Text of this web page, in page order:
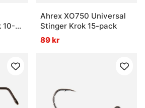
och varför används de?
10-
Ahrex XO750 Universal
Stinger Krok 15-pack
89 kr